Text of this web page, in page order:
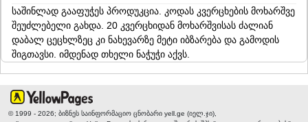
ᲗᲔᲗᲠᲘᲬᲧᲐᲠᲝ
ᲛᲐᲠᲜᲔᲣᲚᲘ
ᲠᲣᲡᲗᲐᲕᲘ
ᲬᲐᲚᲙᲐ
ᲨᲘᲓᲐ ᲥᲐᲠᲗᲚᲘ
ᲙᲐᲡᲞᲘ
საშინლად გააფუჭეს პროდუკცია. კოდას კვერცხების მოხარშვე
შეუძლებელი გახდა. 20 კვერცხიდან მოხარშვისას ძალიან
დაბალ ცეცხლზეც კი ნახევარზე მეტი იბზარება და გამოდის
შიგთავსი. იმდენად თხელი ნაჭუჭი აქვს.
© 1999 - 2026; ბიზნეს საინფორმაციო ცნობარი yell.ge (იელ.ჯი),